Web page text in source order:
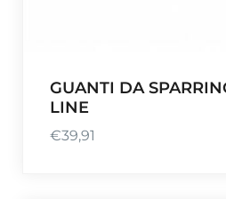
GUANTI DA
LINE
€39,91